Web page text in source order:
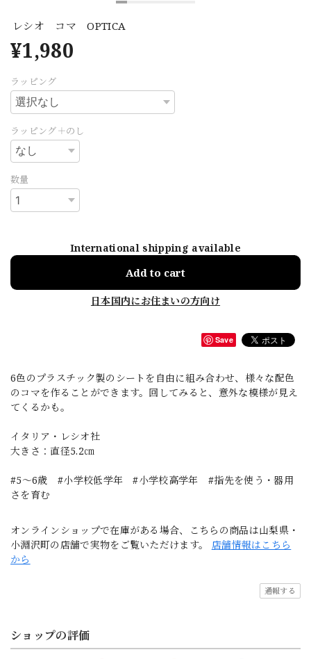
レシオ コマ OPTICA
¥1,980
ラッピング
ラッピング＋のし
数量
International shipping available
Add to cart
日本国内にお住まいの方向け
Save
6色のプラスチック製のシートを自由に組み合わせ、様々な配色
のコマを作ることができます。回してみると、意外な模様が見え
てくるかも。
イタリア・レシオ社
大きさ：直径5.2㎝
#5〜6歳 #小学校低学年 #小学校高学年 #指先を使う・器用
さを育む
オンラインショップで在庫がある場合、こちらの商品は山梨県・
小淵沢町の店舗で実物をご覧いただけます。 店舗情報はこちら
から
通報する
ショップの評価